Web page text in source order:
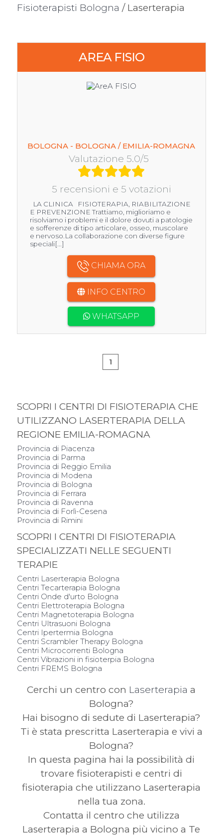
Fisioterapisti Bologna / Laserterapia
AREA FISIO
BOLOGNA - BOLOGNA / EMILIA-ROMAGNA
Valutazione 5.0/5
5 recensioni e 5 votazioni
LA CLINICA FISIOTERAPIA, RIABILITAZIONE
E PREVENZIONE Trattiamo, miglioriamo e
risolviamo i problemi e il dolore dovuti a patologie
e sofferenze di tipo articolare, osseo, muscolare
e nervoso.La collaborazione con diverse figure
speciali[...]
CHIAMA ORA
INFO CENTRO
WHATSAPP
1
SCOPRI I CENTRI DI FISIOTERAPIA CHE
UTILIZZANO LASERTERAPIA DELLA
REGIONE EMILIA-ROMAGNA
Provincia di Piacenza
Provincia di Parma
Provincia di Reggio Emilia
Provincia di Modena
Provincia di Bologna
Provincia di Ferrara
Provincia di Ravenna
Provincia di Forlì-Cesena
Provincia di Rimini
SCOPRI I CENTRI DI FISIOTERAPIA
SPECIALIZZATI NELLE SEGUENTI
TERAPIE
Centri Laserterapia Bologna
Centri Tecarterapia Bologna
Centri Onde d'urto Bologna
Centri Elettroterapia Bologna
Centri Magnetoterapia Bologna
Centri Ultrasuoni Bologna
Centri Ipertermia Bologna
Centri Scrambler Therapy Bologna
Centri Microcorrenti Bologna
Centri Vibrazioni in fisioterpia Bologna
Centri FREMS Bologna
Cerchi un centro con Laserterapia a
Bologna?
Hai bisogno di sedute di Laserterapia?
Ti è stata prescritta Laserterapia e vivi a
Bologna?
In questa pagina hai la possibilità di
trovare fisioterapisti e centri di
fisioterapia che utilizzano Laserterapia
nella tua zona.
Contatta il centro che utilizza
Laserterapia a Bologna più vicino a Te